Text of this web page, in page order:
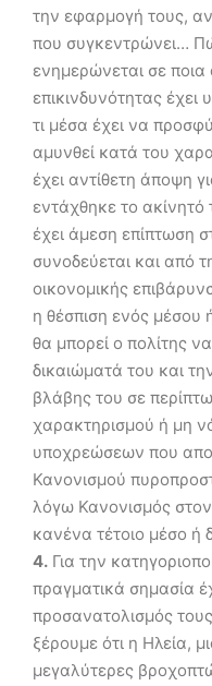
την εφαρμογή τους,
που συγκεντρώνει…
ενημερώνεται σε ποια
επικινδυνότητας έχει
τι μέσα έχει να
αμυνθεί κατά του
έχει αντίθετη άποψη
εντάχθηκε το
έχει άμεση επίπτωση
συνοδεύεται και από
οικονομικής
η θέσπιση ενός μέσου
θα μπορεί ο πολίτης
δικαιώματά του και
βλάβης του σε
χαρακτηρισμού ή μη
υποχρεώσεων που
Κανονισμού
λόγω Κανονισμός
κανένα τέτοιο μέσο ή
4. Για την
πραγματικά σημασία
προσανατολισμός
ξέρουμε ότι η Ηλεία,
μεγαλύτερες